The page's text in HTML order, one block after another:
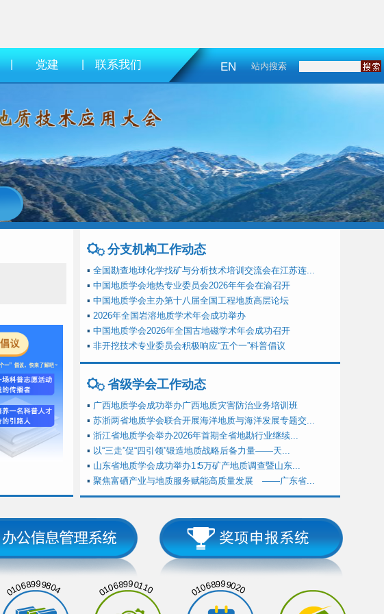
| 党建 | 联系我们 EN 站内搜索
分支机构工作动态
▪ 全国勘查地球化学找矿与分析技术培训交流会在江苏连...
▪ 中国地质学会地热专业委员会2026年年会在渝召开
▪ 中国地质学会主办第十八届全国工程地质高层论坛
▪ 2026年全国岩溶地质学术年会成功举办
▪ 中国地质学会2026年全国古地磁学术年会成功召开
▪ 非开挖技术专业委员会积极响应“五个一”科普倡议
省级学会工作动态
▪ 广西地质学会成功举办广西地质灾害防治业务培训班
▪ 苏浙两省地质学会联合开展海洋地质与海洋发展专题交...
▪ 浙江省地质学会举办2026年首期全省地勘行业继续...
▪ 以“三走”促“四引领”锻造地质战略后备力量——天...
▪ 山东省地质学会成功举办1∶5万矿产地质调查暨山东...
▪ 聚焦富硒产业与地质服务赋能高质量发展 ——广东省...
01068999804 01068990110 01068999020